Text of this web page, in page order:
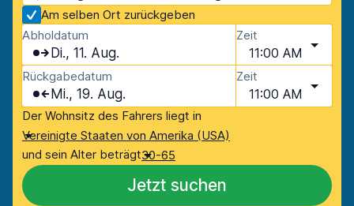
Am selben Ort zurückgeben
Abholdatum
Di., 11. Aug.
Zeit
11:00 AM
Rückgabedatum
Mi., 19. Aug.
Zeit
11:00 AM
Der Wohnsitz des Fahrers liegt in
Vereinigte Staaten von Amerika (USA)
und sein Alter beträgt30-65
Jetzt suchen